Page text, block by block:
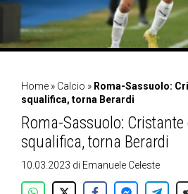
Home » Calcio » Roma-Sassuolo:
squalifica, torna Berardi
Roma-Sassuolo:
squalifica, torna Berardi
10.03.2023 di Emanuele Celeste